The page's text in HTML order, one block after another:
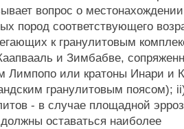
вопрос о
пород соответствующего
к гранулитовым
и Зимбабве,
Лимпопо или кратоны Инари и
гранулитовым поясом);
- в случае площадной
оставаться наиболее